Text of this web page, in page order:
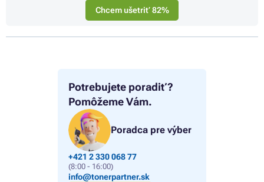
Potrebujete poradiť?
Pomôžeme Vám.
Poradca pre výber
+421 2 330 068 77
(8:00 - 16:00)
info@tonerpartner.sk
Chcem ušetriť 82%